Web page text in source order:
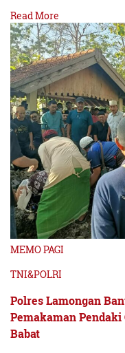
Read More
MEMO PAGI
TNI&POLRI
Polres Lamongan
Pemakaman
Babat